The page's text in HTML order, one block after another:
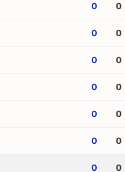
0 0
0 0
0 0
0 0
0 0
0 0
0 0